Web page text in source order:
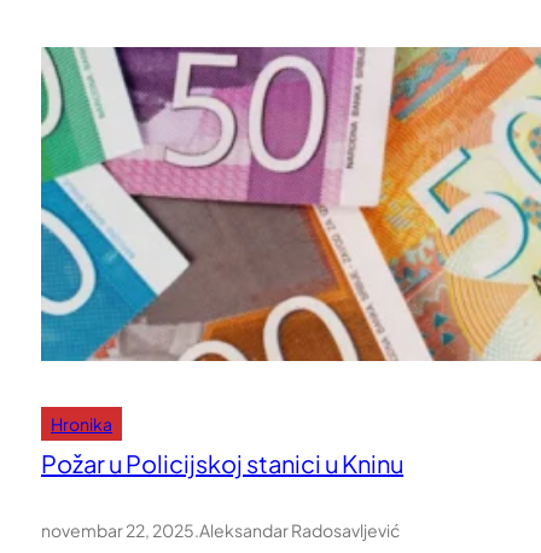
Hronika
Požar u Policijskoj stanici u Kninu
novembar 22, 2025.Aleksandar Radosavljević